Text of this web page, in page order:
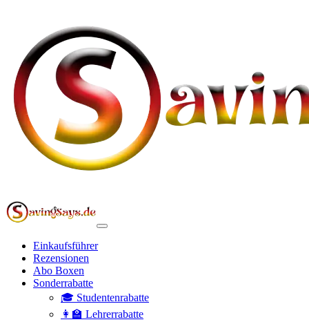
Einkaufsführer
Rezensionen
Abo Boxen
Sonderrabatte
🎓 Studentenrabatte
👩‍🏫 Lehrerrabatte